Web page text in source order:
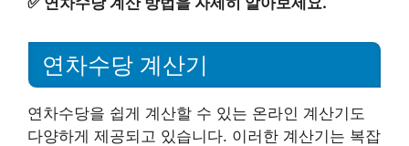
연차수당 계산기
연차수당을 쉽게 계산할 수 있는 온라인 계산기도
다양하게 제공되고 있습니다. 이러한 계산기는 복잡